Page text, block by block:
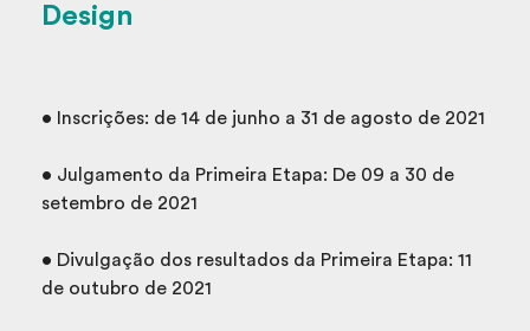
Design
• Inscrições: de 14 de junho a 31 de agosto de 2021
• Julgamento da Primeira Etapa: De 09 a 30 de
setembro de 2021
• Divulgação dos resultados da Primeira Etapa: 11
de outubro de 2021